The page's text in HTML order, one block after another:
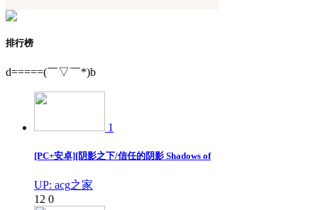
排行榜
d=====(￣▽￣*)b
1
[PC+安卓][阴影之下/信任的阴影 Shadows of
UP: acg之家
12 0